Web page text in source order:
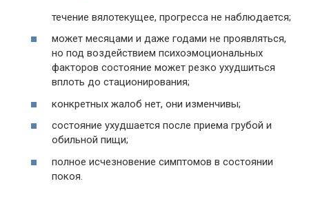
течение вялотекущее, прогресса не наблюдается;
может месяцами и даже годами не проявляться,
но под воздействием психоэмоциональных
факторов состояние может резко ухудшиться
вплоть до стационирования;
конкретных жалоб нет, они изменчивы;
состояние ухудшается после приема грубой и
обильной пищи;
полное исчезновение симптомов в состоянии
покоя.